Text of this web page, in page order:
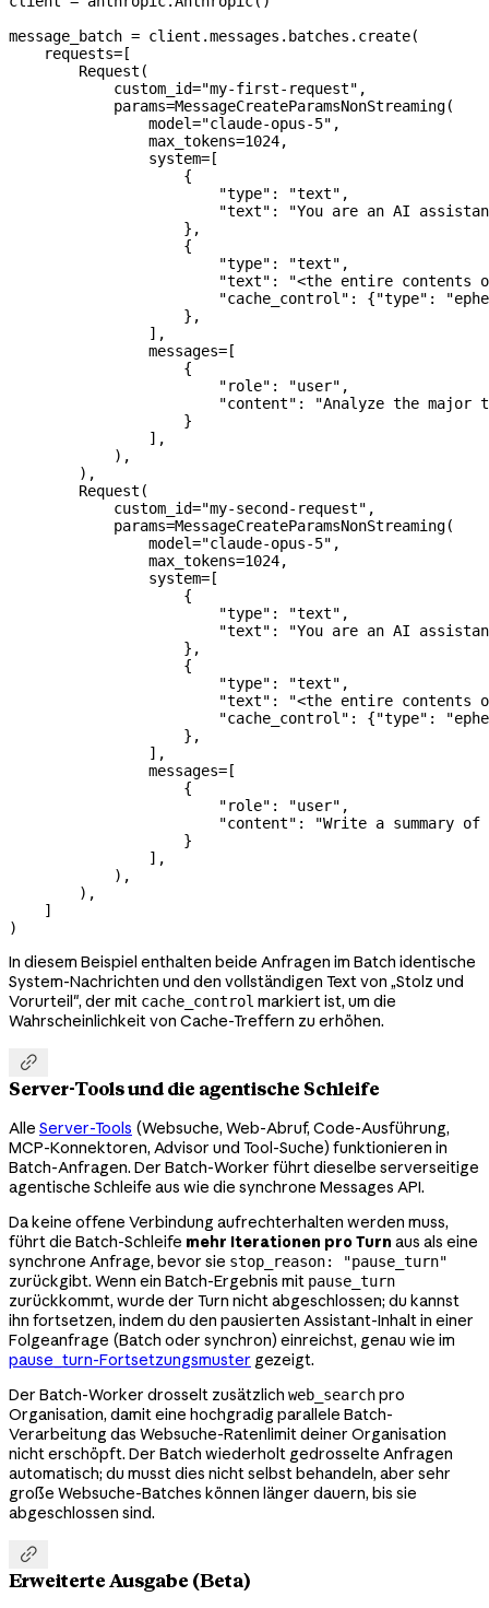
message_batch = client.messages.batches.create(
    requests
= [
        Request(
            custom_id
="my-first-request" ,
            params
=MessageCreateParamsNonStreaming(
                model
="claude-opus-5" ,
                max_tokens
=1024,
                system
= [
                    {
                        "type"
: "text" ,
                        "text"
:
"You are an AI
                    },
                    {
                        "type"
: "text" ,
                        "text"
:
"<the entire contents
                        "cache_control"
: {"type" :
                    },
                ],
                messages
= [
                    {
                        "role"
: "user" ,
                        "content"
:
"Analyze the major
                    }
                ],
            ),
        ),
        Request(
            custom_id
="my-second-request" ,
            params
=MessageCreateParamsNonStreaming(
                model
="claude-opus-5" ,
                max_tokens
=1024,
                system
= [
                    {
                        "type"
: "text" ,
                        "text"
:
"You are an AI
                    },
                    {
                        "type"
: "text" ,
                        "text"
:
"<the entire contents
                        "cache_control"
: {"type" :
                    },
                ],
                messages
= [
                    {
                        "role"
: "user" ,
                        "content"
:
"Write a summary
                    }
                ],
            ),
        ),
    ]
)
In diesem Beispiel enthalten beide Anfragen im Batch identische
System-Nachrichten und den vollständigen Text von „Stolz und
Vorurteil", der mit cache_control markiert ist, um die
Wahrscheinlichkeit von Cache-Treffern zu erhöhen.

Server-Tools und die agentische Schleife
Alle Server-Tools (Websuche, Web-Abruf, Code-Ausführung,
MCP-Konnektoren, Advisor und Tool-Suche) funktionieren in
Batch-Anfragen. Der Batch-Worker führt dieselbe serverseitige
agentische Schleife aus wie die synchrone Messages API.
Da keine offene Verbindung aufrechterhalten werden muss,
führt die Batch-Schleife mehr Iterationen pro Turn aus als eine
synchrone Anfrage, bevor sie stop_reason: "pause_turn"
zurückgibt. Wenn ein Batch-Ergebnis mit pause_turn
zurückkommt, wurde der Turn nicht abgeschlossen; du kannst
ihn fortsetzen, indem du den pausierten Assistant-Inhalt in einer
Folgeanfrage (Batch oder synchron) einreichst, genau wie im
pause_turn-Fortsetzungsmuster gezeigt.
Der Batch-Worker drosselt zusätzlich web_searchpro
Organisation, damit eine hochgradig parallele Batch-
Verarbeitung das Websuche-Ratenlimit deiner Organisation
nicht erschöpft. Der Batch wiederholt gedrosselte Anfragen
automatisch; du musst dies nicht selbst behandeln, aber sehr
große Websuche-Batches können länger dauern, bis sie
abgeschlossen sind.

Erweiterte Ausgabe (Beta)